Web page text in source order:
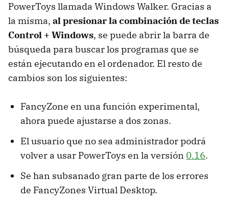
PowerToys llamada Windows Walker. Gracias a
la misma, al presionar la combinación de teclas
Control + Windows, se puede abrir la barra de
búsqueda para buscar los programas que se
están ejecutando en el ordenador. El resto de
cambios son los siguientes:
FancyZone en una función experimental,
ahora puede ajustarse a dos zonas.
El usuario que no sea administrador podrá
volver a usar PowerToys en la versión 0.16.
Se han subsanado gran parte de los errores
de FancyZones Virtual Desktop.